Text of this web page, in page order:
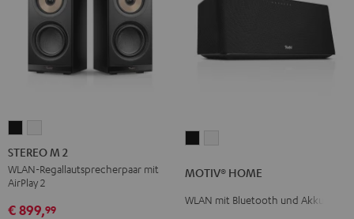
M
2
Schwarz
M
2
Weiß
STEREO M 2
WLAN-Regallautsprecherpaar mit
AirPlay 2
€ 899,99
Schwarz
Weiß
MOTIV® HOME
WLAN mit Bluetooth und Akku